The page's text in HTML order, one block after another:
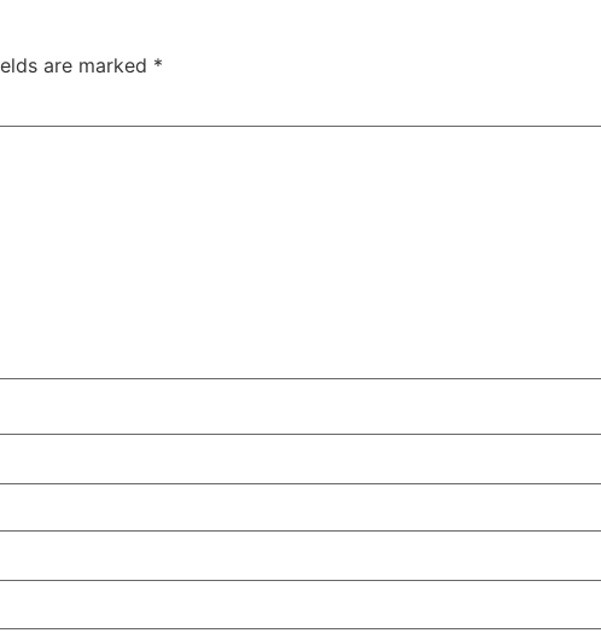
are marked *